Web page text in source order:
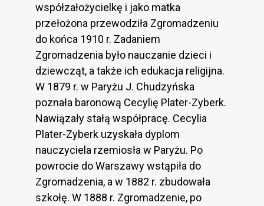
współzałożycielkę i jako matka
przełożona przewodziła Zgromadzeniu
do końca 1910 r. Zadaniem
Zgromadzenia było nauczanie dzieci i
dziewcząt, a także ich edukacja religijna.
W 1879 r. w Paryżu J. Chudzyńska
poznała baronową Cecylię Plater-Zyberk.
Nawiązały stałą współpracę. Cecylia
Plater-Zyberk uzyskała dyplom
nauczyciela rzemiosła w Paryżu. Po
powrocie do Warszawy wstąpiła do
Zgromadzenia, a w 1882 r. zbudowała
szkołę. W 1888 r. Zgromadzenie, po